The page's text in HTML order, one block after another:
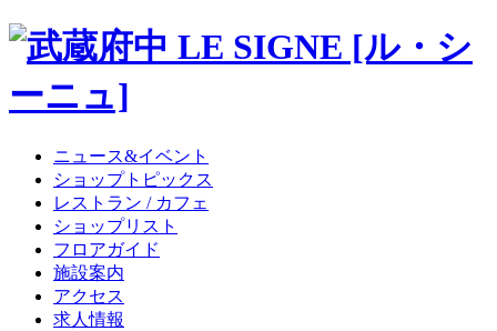
ニュース&イベント
ショップトピックス
レストラン / カフェ
ショップリスト
フロアガイド
施設案内
アクセス
求人情報